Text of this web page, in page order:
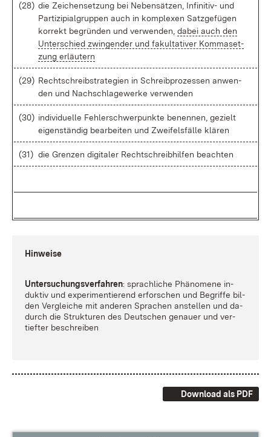
(28) die Zei­chen­set­zung bei Ne­ben­sät­zen, In­fi­ni­tiv- und
Par­ti­zi­pia­l­grup­pen auch in kom­ple­xen Satz­ge­fü­gen
kor­rekt be­grün­den und ver­wen­den, da­bei auch den
Un­ter­schied zwin­gen­der und fa­kul­ta­ti­ver Kom­ma­set­
zung er­läu­tern
(29) Recht­schreib­stra­te­gi­en in Schreib­pro­zes­sen an­wen­
den und Nach­schla­ge­wer­ke ver­wen­den
(30) in­di­vi­du­el­le Feh­ler­schwer­punk­te be­nen­nen, ge­zielt
ei­gen­stän­dig be­ar­bei­ten und Zwei­fels­fäl­le klä­ren
(31) die Gren­zen di­gi­ta­ler Recht­schreib­hil­fen be­ach­ten
Hin­wei­se
Un­ter­su­chungs­ver­fah­ren: sprach­li­che Phä­no­me­ne in­
duk­tiv und ex­pe­ri­men­tie­rend er­for­schen und Be­grif­fe bil­
den Ver­glei­che mit an­de­ren Spra­chen an­stel­len und da­
durch die Struk­tu­ren des Deut­schen ge­nau­er und ver­
tief­ter be­schrei­ben
Download als PDF